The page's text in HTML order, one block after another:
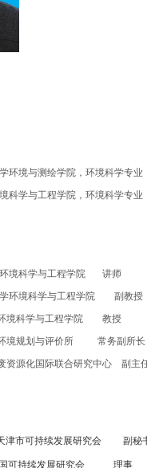
环境与测绘学院，环境科学专业
科学与工程学院，环境科学专
环境科学与工程学院 讲师
学环境科学与工程学院 副教授
环境科学与工程学院 教授
境规划与评价所 常务副所长
资源化国际联合研究中心 副主
津市可持续发展研究会 副秘
可持续发展研究会 理事